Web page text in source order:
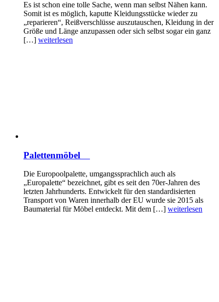
Es ist schon eine tolle Sache, wenn man selbst Nähen kann.
Somit ist es möglich, kaputte Kleidungsstücke wieder zu
„reparieren“, Reißverschlüsse auszutauschen, Kleidung in der
Größe und Länge anzupassen oder sich selbst sogar ein ganz
[…] weiterlesen
Palettenmöbel
Die Europoolpalette, umgangssprachlich auch als
„Europalette“ bezeichnet, gibt es seit den 70er-Jahren des
letzten Jahrhunderts. Entwickelt für den standardisierten
Transport von Waren innerhalb der EU wurde sie 2015 als
Baumaterial für Möbel entdeckt. Mit dem […] weiterlesen